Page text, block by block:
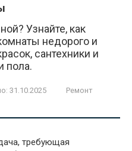
Узнайте, как
недорого и
сантехники и
пола.
31.10.2025
Ремонт
требующая